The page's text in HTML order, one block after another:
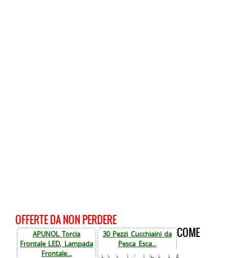
OFFERTE DA NON PERDERE
APUNOL Torcia
Frontale LED, Lampada
Frontale...
30 Pezzi Cucchiaini da
Pesca Esca...
COME